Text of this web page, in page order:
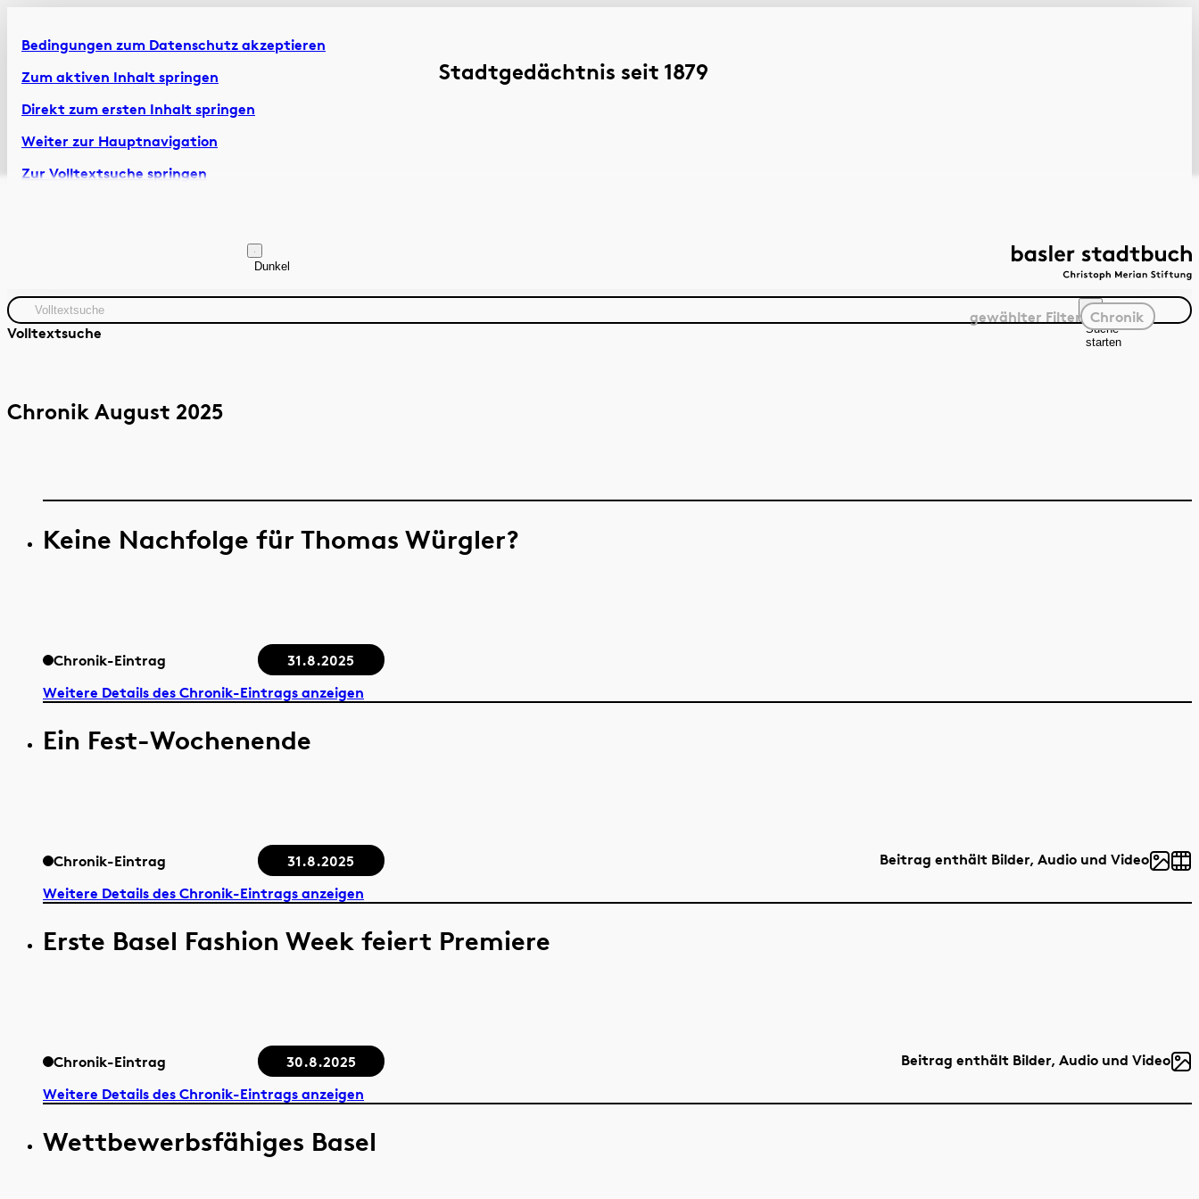
Bedingungen zum Datenschutz akzeptieren
Zum aktiven Inhalt springen
Direkt zum ersten Inhalt springen
Weiter zur Hauptnavigation
Zur Volltextsuche springen
Dunkel
Volltextsuche
Suche
starten
gewählter Filter Chronik
Stadtgedächtnis seit 1879
Chronik August 2025
Keine Nachfolge für Thomas Würgler?
Chronik-Eintrag
31.8.2025
Weitere Details des Chronik-Eintrags anzeigen
Ein Fest-Wochenende
Chronik-Eintrag 31.8.2025
Beitrag enthält Bilder, Audio und Video
Weitere Details des Chronik-Eintrags anzeigen
Erste Basel Fashion Week feiert Premiere
Chronik-Eintrag 30.8.2025
Beitrag enthält Bilder, Audio und Video
Weitere Details des Chronik-Eintrags anzeigen
Wettbewerbsfähiges Basel